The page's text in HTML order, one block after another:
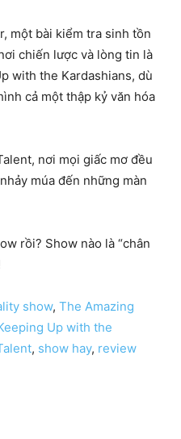
một bài kiểm tra sinh tồn
chiến lược và lòng tin là
with the Kardashians, dù
cả một thập kỷ văn hóa
nơi mọi giấc mơ đều
múa đến những màn
rồi? Show nào là “chân
show, The Amazing
Up with the
, show hay, review